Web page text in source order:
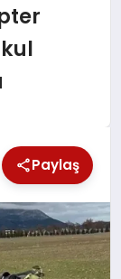
Paylaş